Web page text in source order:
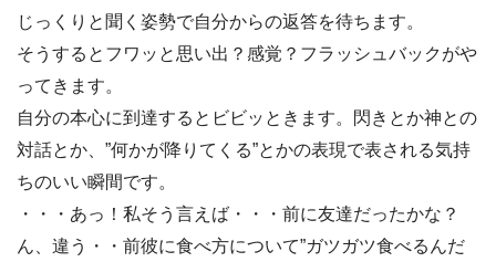
じっくりと聞く姿勢で自分からの返答を待ちます。
そうするとフワッと思い出？感覚？フラッシュバックがや
ってきます。
自分の本心に到達するとビビッときます。閃きとか神との
対話とか、”何かが降りてくる”とかの表現で表される気持
ちのいい瞬間です。
・・・あっ！私そう言えば・・・前に友達だったかな？
ん、違う・・前彼に食べ方について”ガツガツ食べるんだ